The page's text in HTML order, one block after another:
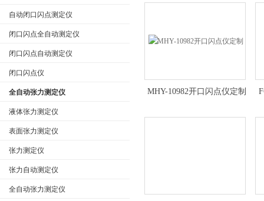
自动闭口闪点测定仪
闭口闪点全自动测定仪
闭口闪点自动测定仪
闭口闪点仪
全自动张力测定仪
液体张力测定仪
表面张力测定仪
张力测定仪
张力自动测定仪
全自动张力测定仪
MHY-10982开口闪点仪定制